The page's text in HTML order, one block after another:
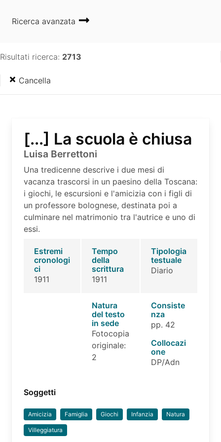
Ricerca avanzata
Risultati ricerca: 2713
Cancella
[...] La scuola è chiusa
Luisa Berrettoni
Una tredicenne descrive i due mesi di
vacanza trascorsi in un paesino della Toscana:
i giochi, le escursioni e l'amicizia con i figli di
un professore bolognese, destinata poi a
culminare nel matrimonio tra l'autrice e uno di
essi.
Estremi
cronologi
ci
1911
Tempo
della
scrittura
1911
Tipologia
testuale
Diario
Natura
del testo
in sede
Fotocopia
originale:
2
Consiste
nza
pp. 42
Collocazi
one
DP/Adn
Soggetti
Amicizia Famiglia Giochi Infanzia Natura
Villeggiatura